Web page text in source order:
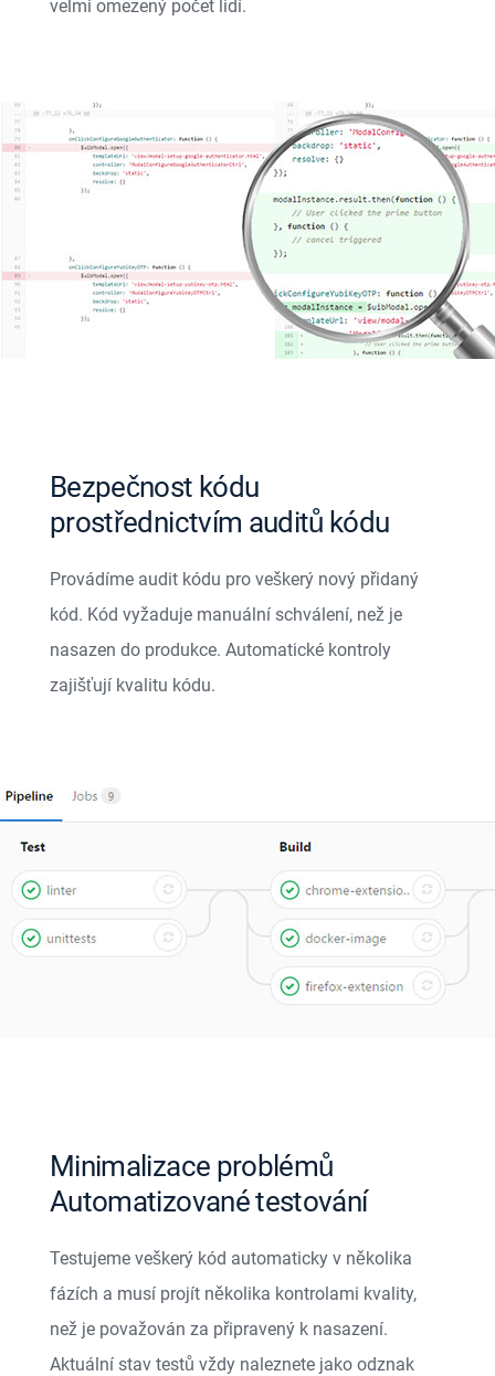
velmi omezený počet lidí.
Bezpečnost kódu
prostřednictvím auditů kódu
Provádíme audit kódu pro veškerý nový přidaný
kód. Kód vyžaduje manuální schválení, než je
nasazen do produkce. Automatické kontroly
zajišťují kvalitu kódu.
Minimalizace problémů
Automatizované testování
Testujeme veškerý kód automaticky v několika
fázích a musí projít několika kontrolami kvality,
než je považován za připravený k nasazení.
Aktuální stav testů vždy naleznete jako odznak